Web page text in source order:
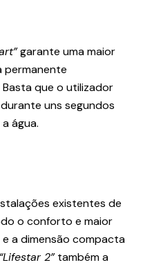
garante uma maior
permanente
que o utilizador
uns segundos
água.
existentes de
o conforto e maior
a dimensão compacta
“Lifestar 2”também a